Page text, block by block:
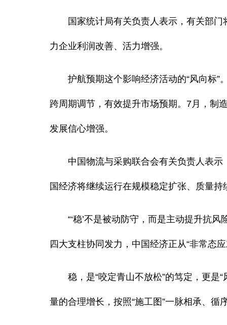
国家统计局有关负责人表示，有关部门
力企业利润改善、活力增强。
护航预期这个影响经济活动的“风向标”
跨周期调节，有效提升市场预期。7月，制
发展信心增强。
中国物流与采购联合会有关负责人表示，
国经济将继续运行在规模稳定扩张、质量
“‘稳’不是被动防守，而是主动提升抗风
四大支柱协同发力，中国经济正从“非常态
稳，是“咬定青山不放松”的笃定，更是“
量的合理增长，按照“施工图”一脉相承、